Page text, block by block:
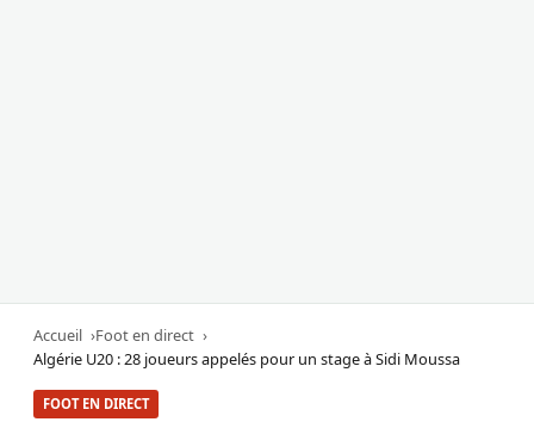
Accueil
Foot en direct
Algérie U20 : 28 joueurs appelés pour un stage à Sidi Moussa
FOOT EN DIRECT